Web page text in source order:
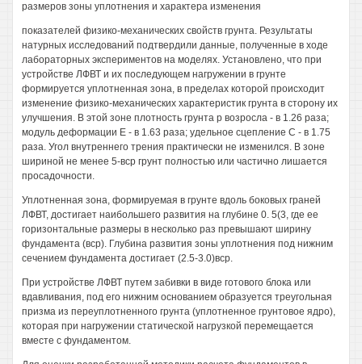
размеров зоны уплотнения и характера изменения
показателей физико-механических свойств грунта. Результаты
натурных исследований подтвердили данные, полученные в ходе
лабораторных экспериментов на моделях. Установлено, что при
устройстве ЛФВТ и их последующем нагружении в грунте
формируется уплотненная зона, в пределах которой происходит
изменение физико-механических характеристик грунта в сторону их
улучшения. В этой зоне плотность грунта р возросла - в 1.26 раза;
модуль деформации Е - в 1.63 раза; удельное сцепление С - в 1.75
раза. Угол внутреннего трения практически не изменился. В зоне
шириной не менее 5-вср грунт полностью или частично лишается
просадочности.
Уплотненная зона, формируемая в грунте вдоль боковых граней
ЛФВТ, достигает наибольшего развития на глубине 0. 5(3, где ее
горизонтальные размеры в несколько раз превышают ширину
фундамента (вср). Глубина развития зоны уплотнения под нижним
сечением фундамента достигает (2.5-3.0)вср.
При устройстве ЛФВТ путем забивки в виде готового блока или
вдавливания, под его нижним основанием образуется треугольная
призма из переуплотненного грунта (уплотненное грунтовое ядро),
которая при нагружении статической нагрузкой перемещается
вместе с фундаментом.